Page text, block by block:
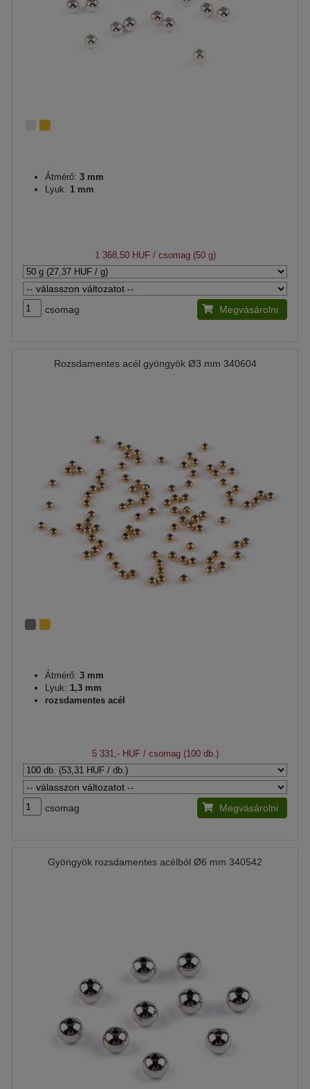
Átmérő: 3 mm
Lyuk: 1 mm
1 368,50 HUF/ csomag (50 g)
csomag Megvásárolni
Rozsdamentes acél gyöngyök Ø3 mm 340604
Átmérő: 3 mm
Lyuk: 1,3 mm
rozsdamentes acél
5 331,- HUF/ csomag (100 db.)
csomag Megvásárolni
Gyöngyök rozsdamentes acélból Ø6 mm 340542